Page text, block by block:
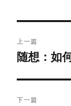
章
航
上一篇
上
文
章：
随想：如
下一篇